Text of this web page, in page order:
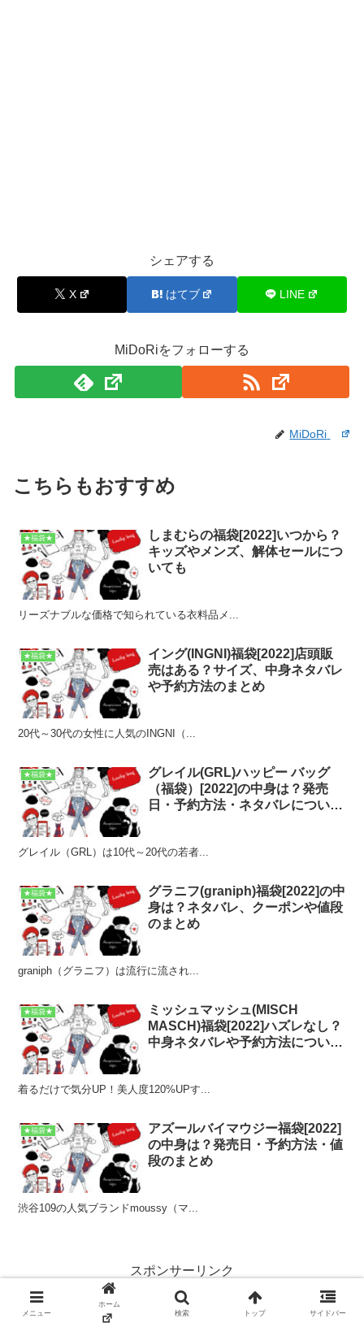
シェアする
X はてブ LINE
MiDoRiをフォローする
MiDoRi
こちらもおすすめ
★福袋★
しまむらの福袋[2022]いつから？
キッズやメンズ、解体セールにつ
いても
リーズナブルな価格で知られている衣料品メ...
★福袋★
イング(INGNI)福袋[2022]店頭販
売はある？サイズ、中身ネタバレ
や予約方法のまとめ
20代～30代の女性に人気のINGNI（...
★福袋★
グレイル(GRL)ハッピー バッグ
（福袋）[2022]の中身は？発売
日・予約方法・ネタバレについて
グレイル（GRL）は10代～20代の若者...
★福袋★
グラニフ(graniph)福袋[2022]の中
身は？ネタバレ、クーポンや値段
のまとめ
graniph（グラニフ）は流行に流され...
★福袋★
ミッシュマッシュ(MISCH
MASCH)福袋[2022]ハズレなし？
中身ネタバレや予約方法について
着るだけで気分UP！美人度120%UPす...
★福袋★
アズールバイマウジー福袋[2022]
の中身は？発売日・予約方法・値
段のまとめ
渋谷109の人気ブランドmoussy（マ...
スポンサーリンク
メニュー
ホーム
検索
トップ サイドバー